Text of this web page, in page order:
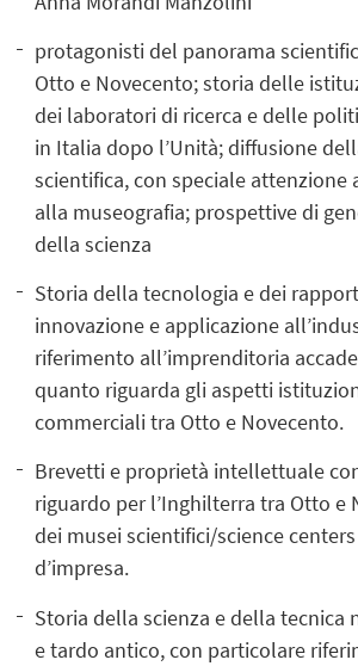
protagonisti del panorama
Otto e Novecento; storia delle
dei laboratori di ricerca e delle
in Italia dopo l’Unità; diffusione
scientifica, con speciale attenzione
alla museografia; prospettive di
della scienza
Storia della tecnologia e dei
innovazione e applicazione
riferimento all’imprenditoria
quanto riguarda gli aspetti
commerciali tra Otto e Novecento.
Brevetti e proprietà intellettuale
riguardo per l’Inghilterra tra Otto e
dei musei scientifici/science
d’impresa.
Storia della scienza e della tecnica
e tardo antico, con particolare